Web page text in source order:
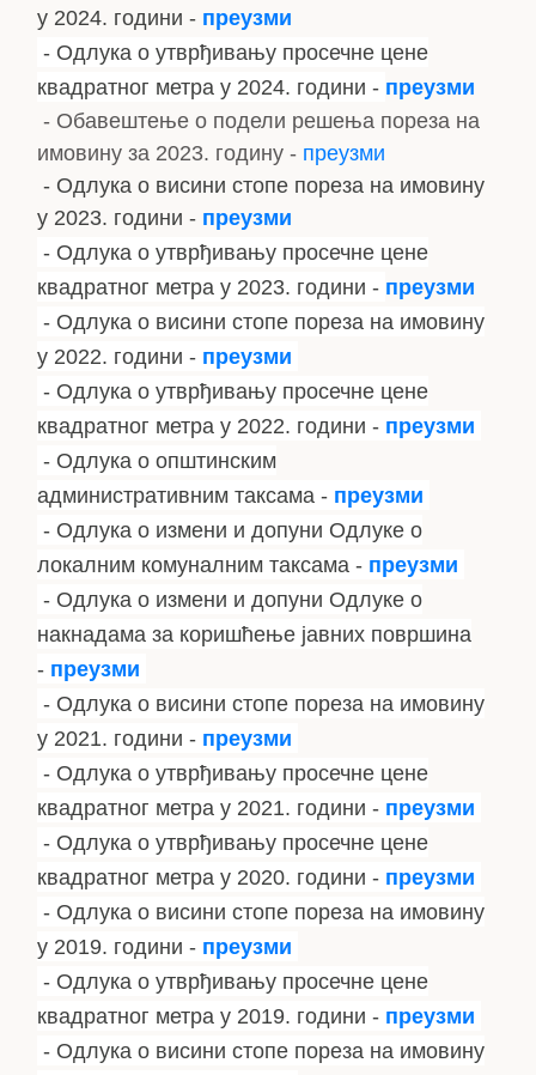
у 2024. години - преузми
- Одлука о утврђивању просечне цене
квадратног метра у 2024. години - преузми
- Обавештење о подели решења пореза на
имовину за 2023. годину - преузми
- Одлука о висини стопе пореза на имовину
у 2023. години - преузми
- Одлука о утврђивању просечне цене
квадратног метра у 2023. години - преузми
- Одлука о висини стопе пореза на имовину
у 2022. години - преузми
- Одлука о утврђивању просечне цене
квадратног метра у 2022. години - преузми
- Одлука о општинским
административним таксама - преузми
- Одлука о измени и допуни Одлуке о
локалним комуналним таксама - преузми
- Одлука о измени и допуни Одлуке о
накнадама за коришћење јавних површина
- преузми
- Одлука о висини стопе пореза на имовину
у 2021. години - преузми
- Одлука о утврђивању просечне цене
квадратног метра у 2021. години - преузми
- Одлука о утврђивању просечне цене
квадратног метра у 2020. години - преузми
- Одлука о висини стопе пореза на имовину
у 2019. години - преузми
- Одлука о утврђивању просечне цене
квадратног метра у 2019. години - преузми
- Одлука о висини стопе пореза на имовину